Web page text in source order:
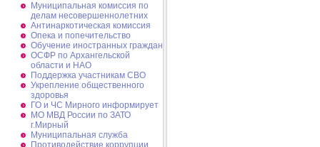
Муниципальная комиссия по
делам несовершеннолетних
Антинаркотическая комиссия
Опека и попечительство
Обучение иностранных граждан
ОСФР по Архангельской
области и НАО
Поддержка участникам СВО
Укрепление общественного
здоровья
ГО и ЧС Мирного информирует
МО МВД России по ЗАТО
г.Мирный
Муниципальная cлужба
Противодействие коррупции